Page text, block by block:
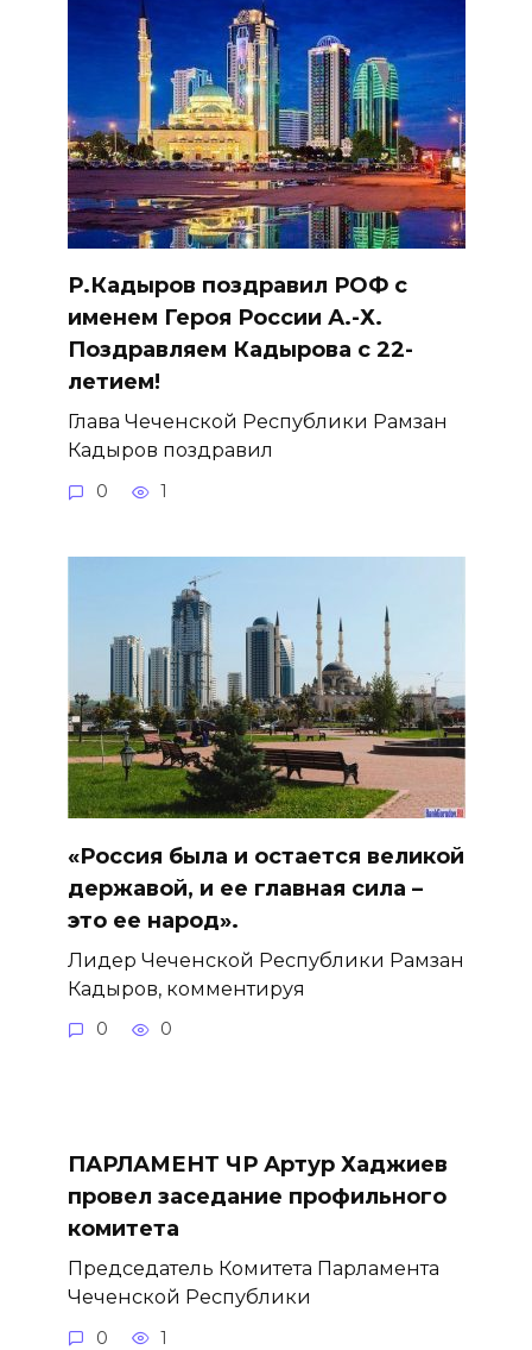
Р.Кадыров поздравил РОФ с
именем Героя России А.-Х.
Поздравляем Кадырова с 22-
летием!
Глава Чеченской Республики Рамзан
Кадыров поздравил
0 1
«Россия была и остается великой
державой, и ее главная сила –
это ее народ».
Лидер Чеченской Республики Рамзан
Кадыров, комментируя
0 0
ПАРЛАМЕНТ ЧР Артур Хаджиев
провел заседание профильного
комитета
Председатель Комитета Парламента
Чеченской Республики
0 1